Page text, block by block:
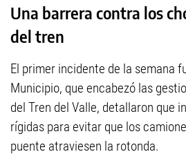
Una barrera contra los
del tren
El primer incidente de la semana
Municipio, que encabezó las
del Tren del Valle, detallaron que
rígidas para evitar que los
puente atraviesen la rotonda.